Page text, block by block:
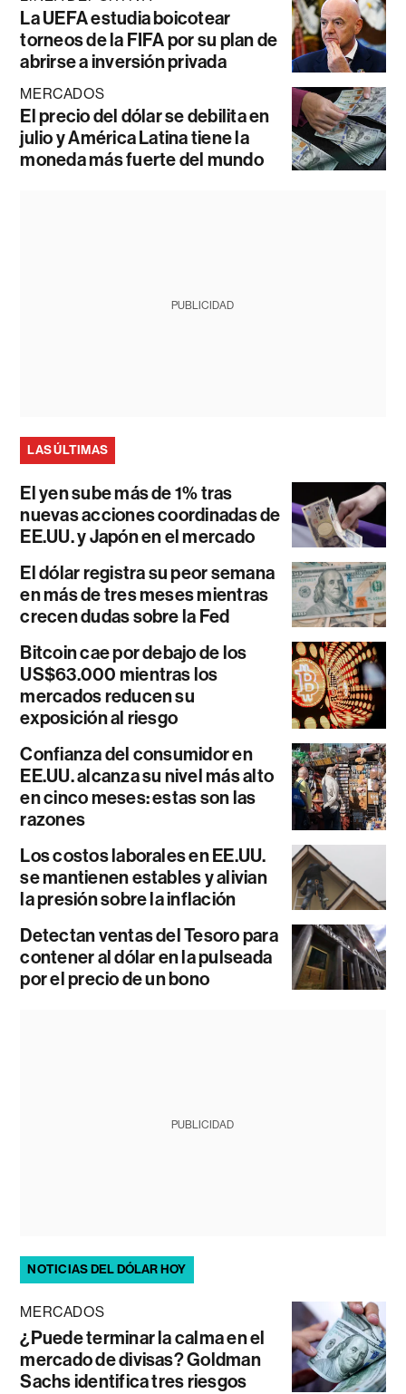
La UEFA estudia boicotear
torneos de la FIFA por su plan de
abrirse a inversión privada
MERCADOS
El precio del dólar se debilita en
julio y América Latina tiene la
moneda más fuerte del mundo
PUBLICIDAD
LAS ÚLTIMAS
El yen sube más de 1% tras
nuevas acciones coordinadas de
EE.UU. y Japón en el mercado
El dólar registra su peor semana
en más de tres meses mientras
crecen dudas sobre la Fed
Bitcoin cae por debajo de los
US$63.000 mientras los
mercados reducen su
exposición al riesgo
Confianza del consumidor en
EE.UU. alcanza su nivel más alto
en cinco meses: estas son las
razones
Los costos laborales en EE.UU.
se mantienen estables y alivian
la presión sobre la inflación
Detectan ventas del Tesoro para
contener al dólar en la pulseada
por el precio de un bono
PUBLICIDAD
NOTICIAS DEL DÓLAR HOY
MERCADOS
¿Puede terminar la calma en el
mercado de divisas? Goldman
Sachs identifica tres riesgos